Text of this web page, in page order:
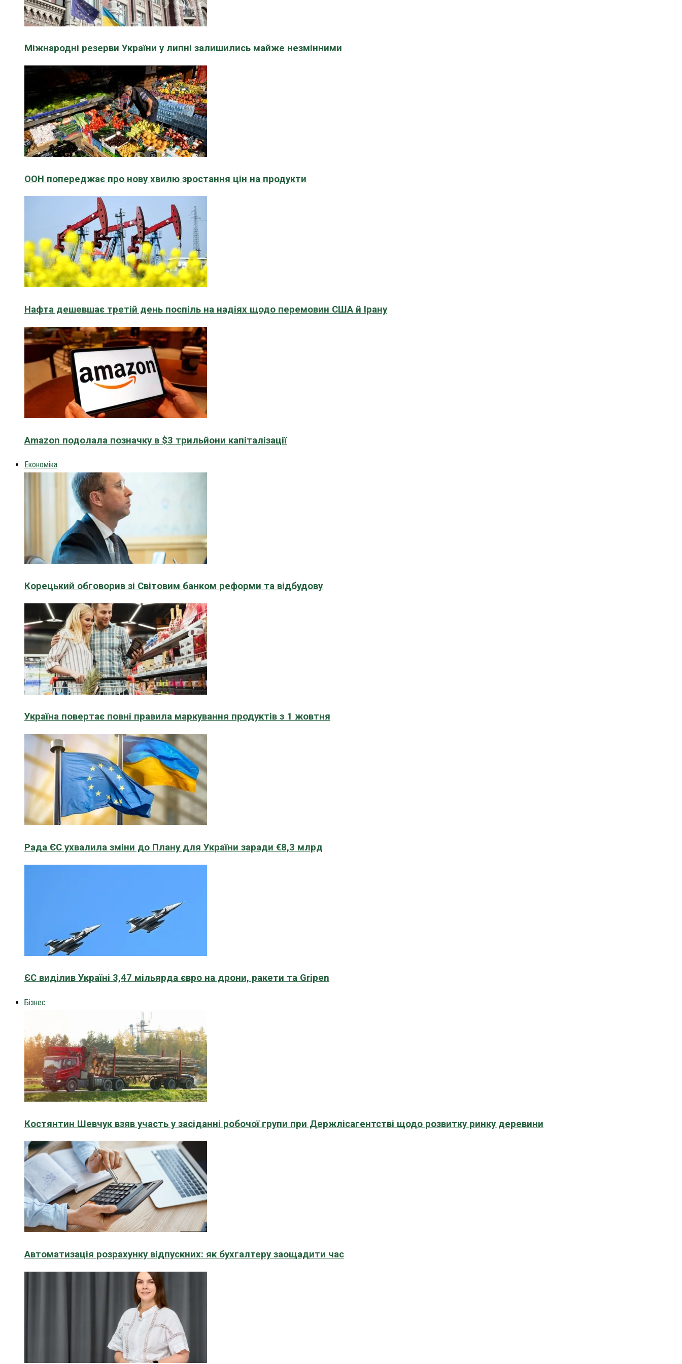
Міжнародні резерви України у липні залишились майже незмінними
ООН попереджає про нову хвилю зростання цін на продукти
Нафта дешевшає третій день поспіль на надіях щодо перемовин США й Ірану
Amazon подолала позначку в $3 трильйони капіталізації
Економіка
Корецький обговорив зі Світовим банком реформи та відбудову
Україна повертає повні правила маркування продуктів з 1 жовтня
Рада ЄС ухвалила зміни до Плану для України заради €8,3 млрд
ЄС виділив Україні 3,47 мільярда євро на дрони, ракети та Gripen
Бізнес
Костянтин Шевчук взяв участь у засіданні робочої групи при Держлісагентстві щодо розвитку ринку деревини
Автоматизація розрахунку відпускних: як бухгалтеру заощадити час